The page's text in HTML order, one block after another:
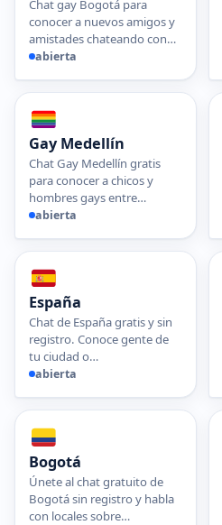
Chat gay Bogotá para
conocer a nuevos amigos y
amistades chateando con…
abierta
Gay Medellín
Chat Gay Medellín gratis
para conocer a chicos y
hombres gays entre…
abierta
España
Chat de España gratis y sin
registro. Conoce gente de
tu ciudad o…
abierta
Bogotá
Únete al chat gratuito de
Bogotá sin registro y habla
con locales sobre…